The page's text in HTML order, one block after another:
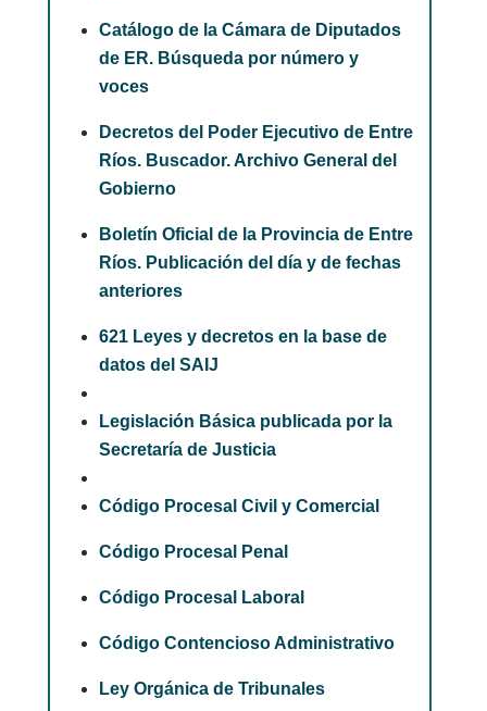
Catálogo de la Cámara de Diputados
de ER. Búsqueda por número y
voces
Decretos del Poder Ejecutivo de Entre
Ríos. Buscador. Archivo General del
Gobierno
Boletín Oficial de la Provincia de Entre
Ríos. Publicación del día y de fechas
anteriores
621 Leyes y decretos en la base de
datos del SAIJ
Legislación Básica publicada por la
Secretaría de Justicia
Código Procesal Civil y Comercial
Código Procesal Penal
Código Procesal Laboral
Código Contencioso Administrativo
Ley Orgánica de Tribunales